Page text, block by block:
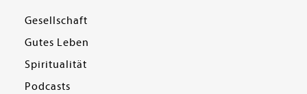
Gesellschaft
Gutes Leben
Spiritualität
Podcasts